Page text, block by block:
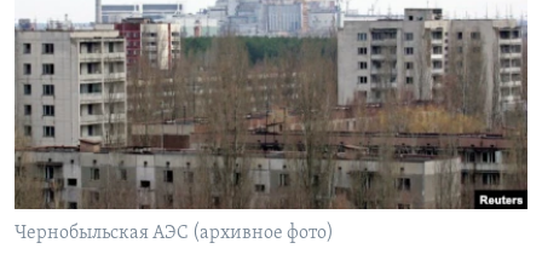
Learning English
СОЦИАЛЬНЫЕ СЕТИ
Языки
Чернобыльская АЭС (архивное фото)